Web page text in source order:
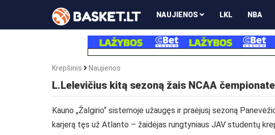
NAUJIENOS LKL NBA
Krepšinis Naujienos
L.Lelevičius kitą sezoną žais NCAA čempionate
Kauno „Žalgirio“ sistemoje užaugęs ir praėjusį sezoną
karjerą tęs už Atlanto – žaidėjas rungtyniaus JAV studentų